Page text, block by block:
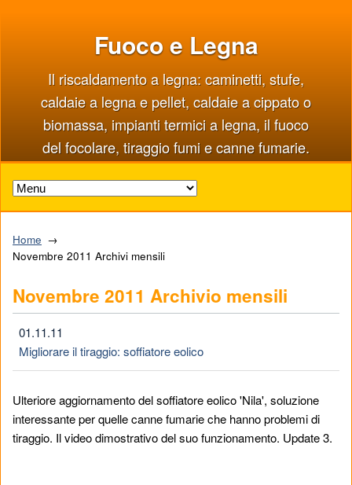
Fuoco e Legna
Il riscaldamento a legna: caminetti, stufe,
caldaie a legna e pellet, caldaie a cippato o
biomassa, impianti termici a legna, il fuoco
del focolare, tiraggio fumi e canne fumarie.
Home
Novembre 2011 Archivi mensili
Novembre 2011 Archivio mensili
01.11.11
Migliorare il tiraggio: soffiatore eolico
Ulteriore aggiornamento del soffiatore eolico 'Nila', soluzione
interessante per quelle canne fumarie che hanno problemi di
tiraggio. Il video dimostrativo del suo funzionamento. Update 3.